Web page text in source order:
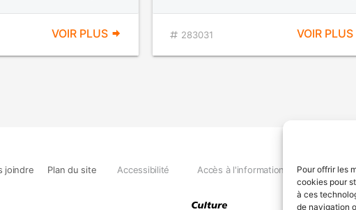
Pour offrir les
cookies pour
à ces
de navigation
VOIR PLUS 283031 VOIR PLUS
joindre Plan du site Accessibilité Accès à l'information